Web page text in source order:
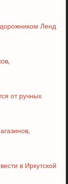
Ленд
от ручных
в Иркутской